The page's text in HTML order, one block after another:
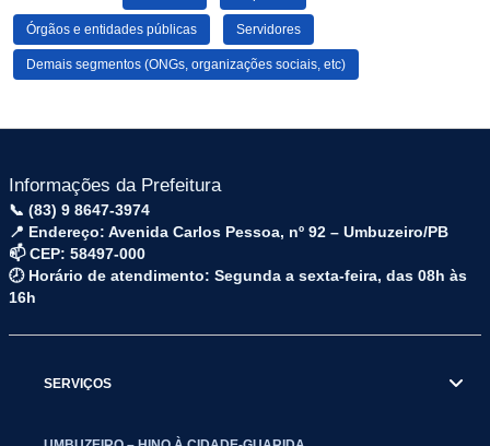
Órgãos e entidades públicas Servidores
Demais segmentos (ONGs, organizações sociais, etc)
Informações da Prefeitura
📞 (83) 9 8647-3974
📍 Endereço: Avenida Carlos Pessoa, nº 92 – Umbuzeiro/PB
📫 CEP: 58497-000
🕗 Horário de atendimento: Segunda a sexta-feira, das 08h às
16h
SERVIÇOS